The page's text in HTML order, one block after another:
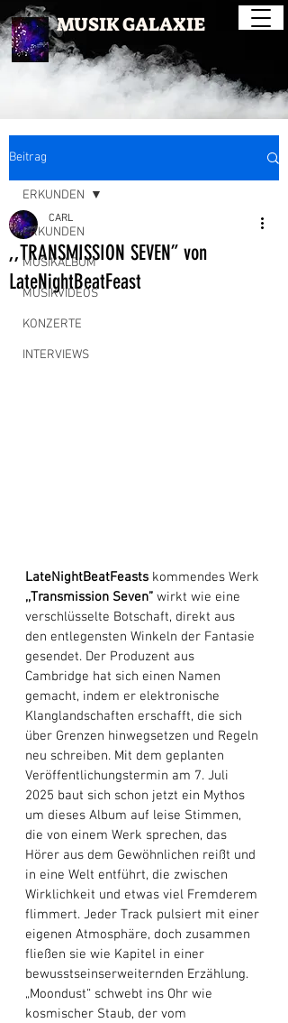
MUSIK GALAXIE
Beitrag
ERKUNDEN
MUSIKALBUM
MUSIKVIDEOS
KONZERTE
INTERVIEWS
ERKUNDEN
,,TRANSMISSION SEVEN” von
LateNightBeatFeast
CARL
LateNightBeatFeasts kommendes Werk
,,Transmission Seven” wirkt wie eine
verschlüsselte Botschaft, direkt aus
den entlegensten Winkeln der Fantasie
gesendet. Der Produzent aus
Cambridge hat sich einen Namen
gemacht, indem er elektronische
Klanglandschaften erschafft, die sich
über Grenzen hinwegsetzen und Regeln
neu schreiben. Mit dem geplanten
Veröffentlichungstermin am 7. Juli
2025 baut sich schon jetzt ein Mythos
um dieses Album auf leise Stimmen,
die von einem Werk sprechen, das
Hörer aus dem Gewöhnlichen reißt und
in eine Welt entführt, die zwischen
Wirklichkeit und etwas viel Fremderem
flimmert. Jeder Track pulsiert mit einer
eigenen Atmosphäre, doch zusammen
fließen sie wie Kapitel in einer
bewusstseinserweiternden Erzählung.
„Moondust“ schwebt ins Ohr wie
kosmischer Staub, der vom